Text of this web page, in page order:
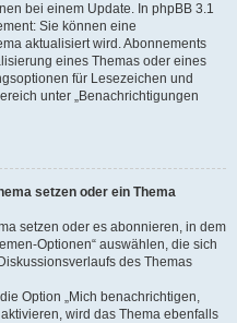
bei einem Update. In phpBB 3.1
Sie können eine
aktualisiert wird. Abonnements
eines Themas oder eines
für Lesezeichen und
unter „Benachrichtigungen
setzen oder ein Thema
setzen oder es abonnieren, in dem
Optionen“ auswählen, die sich
des Themas
Option „Mich benachrichtigen,
wird das Thema ebenfalls